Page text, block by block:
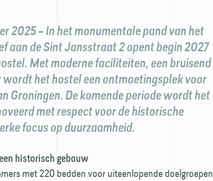
2025 – In het monumentale pand van het
aan de Sint Jansstraat 2 opent begin 2027
Met moderne faciliteiten, een bruisend
wordt het hostel een ontmoetingsplek voor
Groningen. De komende periode wordt het
met respect voor de historische
focus op duurzaamheid.
historisch gebouw
met 220 bedden voor uiteenlopende doelgroepen